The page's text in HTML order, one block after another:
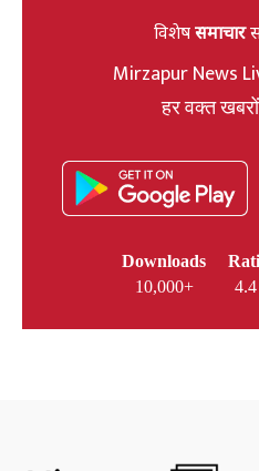
विशेषसमाचार
Mirzapur News
हर वक्त
Downloads
10,000+